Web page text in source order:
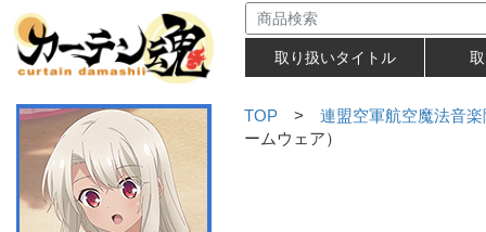
取り扱いタイトル
TOP > 連盟空軍航空魔法音
ームウェア）